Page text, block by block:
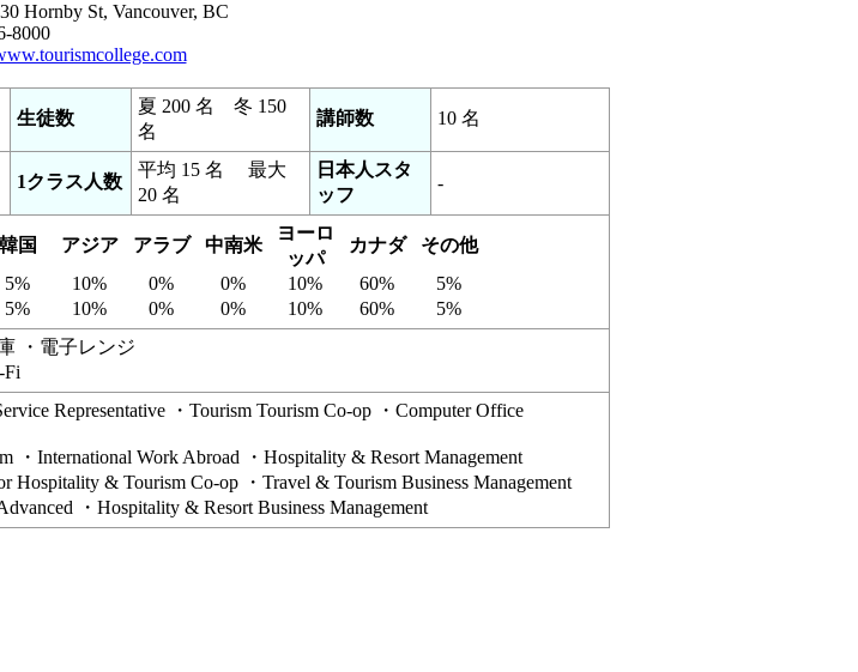
Hornby St, Vancouver, BC
8000
生徒数
夏 200 名 冬 150
名
講師数 10 名
1クラス人数
平均 15 名 最大
20 名
日本人スタ
ッフ
-
韓国 アジア アラブ 中南米
ヨーロ
ッパ
カナダ
その他
5% 10% 0% 0% 10% 60%
5%
5% 10% 0% 0% 10% 60%
5%
・電子レンジ
Fi
Representative ・Tourism Tourism Co-op ・Computer Office
・International Work Abroad ・Hospitality & Resort Management
Hospitality & Tourism Co-op ・Travel & Tourism Business Management
・Hospitality & Resort Business Management